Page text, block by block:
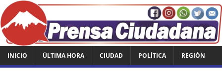
INICIO ÚLTIMA HORA CIUDAD POLÍTICA REGIÓN